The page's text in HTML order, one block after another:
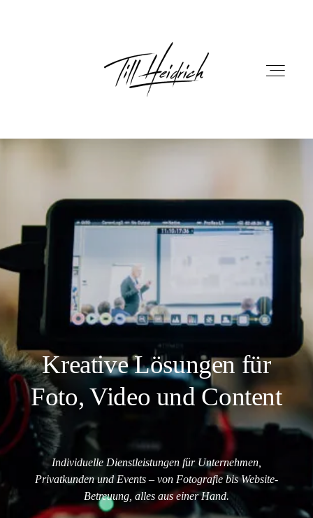
PORTFOLIO
FILM
FOTOBOX
LEISTUNGEN
KONTAKT
ABOUT
Kreative Lösungen für
Foto, Video und Content
Individuelle Dienstleistungen für Unternehmen,
Privatkunden und Events – von Fotografie bis Website-
Betreuung, alles aus einer Hand.